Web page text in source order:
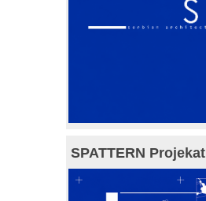
SPATTERN Projekat